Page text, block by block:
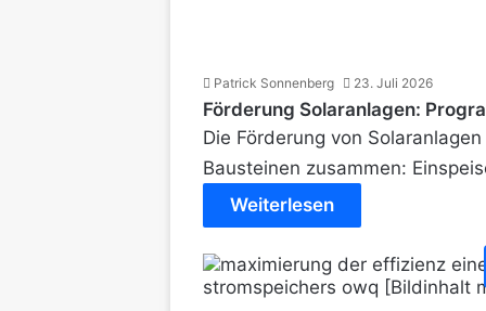
Patrick Sonnenberg 23. Juli 2026
Förderung Solaranlagen:
Die Förderung von
Bausteinen zusammen:
Weiterlesen